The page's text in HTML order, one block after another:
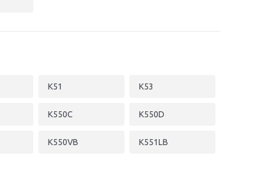
K51 K53
K550C K550D
K550VB K551LB